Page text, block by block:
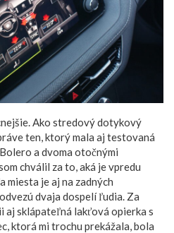
Ako stredový dotykový
ten, ktorý mala aj testovaná
a dvoma otočnými
chválil za to, aká je vpredu
miesta je aj na zadných
dvaja dospelí ľudia. Za
aj sklápateľná lakťová opierka s
ktorá mi trochu prekážala, bola